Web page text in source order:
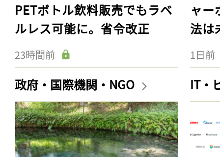
PETボトル飲料販売でもラベ
ルレス可能に。省令改正
23時間前
ャー
法は
1日前
政府・国際機関・NGO IT・